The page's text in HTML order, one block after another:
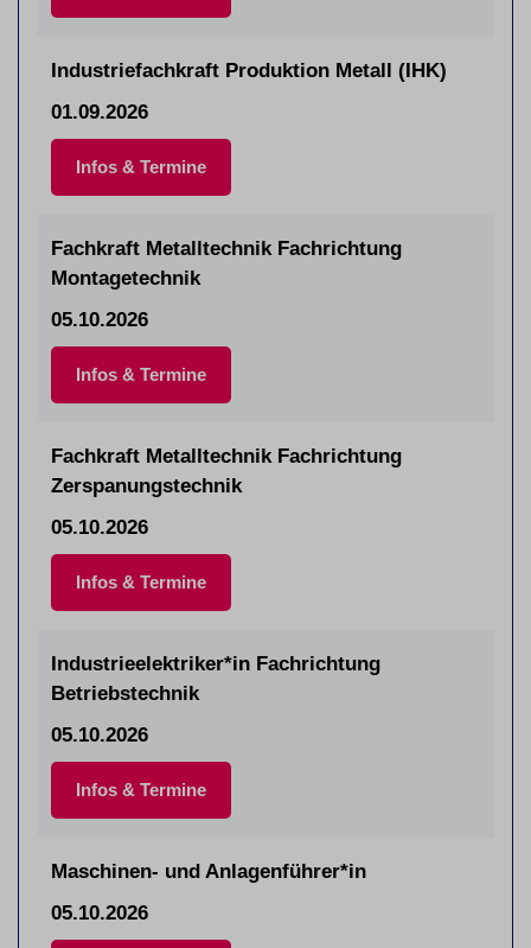
Industriefachkraft Produktion Metall (IHK)
01.09.2026
Infos & Termine
Fachkraft Metalltechnik Fachrichtung
Montagetechnik
05.10.2026
Infos & Termine
Fachkraft Metalltechnik Fachrichtung
Zerspanungstechnik
05.10.2026
Infos & Termine
Industrieelektriker*in Fachrichtung
Betriebstechnik
05.10.2026
Infos & Termine
Maschinen- und Anlagenführer*in
05.10.2026